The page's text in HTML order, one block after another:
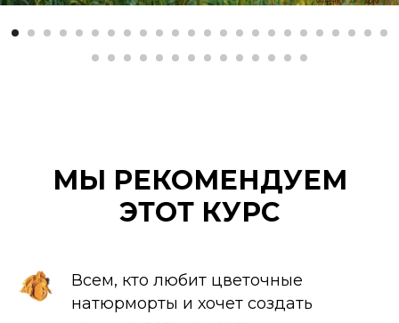
МЫ РЕКОМЕНДУЕМ
ЭТОТ КУРС
Всем, кто любит цветочные
натюрморты и хочет создать